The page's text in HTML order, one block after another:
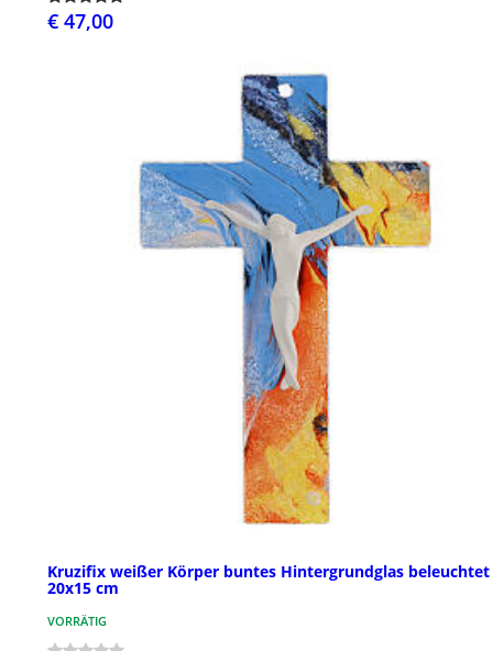
€ 47,00
Kruzifix weißer Körper buntes Hintergrundglas beleuchtet
20x15 cm
VORRÄTIG